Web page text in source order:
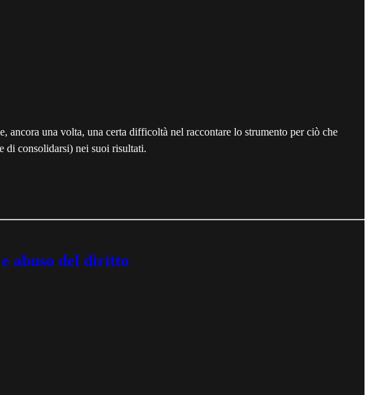
una volta, una certa difficoltà nel raccontare lo strumento per ciò che
di consolidarsi) nei suoi risultati.
abuso del diritto